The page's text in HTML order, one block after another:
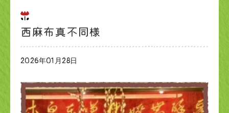
西麻布真不同様
2026年01月28日